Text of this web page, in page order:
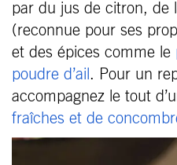
par du jus de citron, de
(reconnue pour ses
et des épices comme le
poudre d’ail . Pour un
accompagnez le tout
fraîches et de